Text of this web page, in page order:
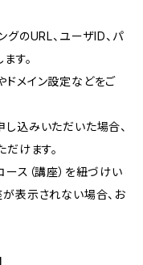
グのURL、ユーザID、パ
す。
ドメイン設定などをご
し込みいただいた場合、
けます。
ス（講座）を紐づけい
が表示されない場合、お